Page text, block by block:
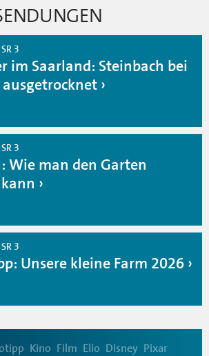
3
im Saarland: Steinbach bei
3
Wie man den Garten
3
Unsere kleine Farm 2026
Kino Film Elio Disney Pixar